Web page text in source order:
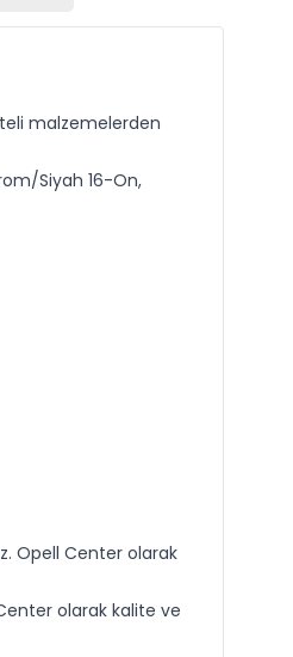
malzemelerden
Siyah 16-On,
Opell Center olarak
olarak kalite ve